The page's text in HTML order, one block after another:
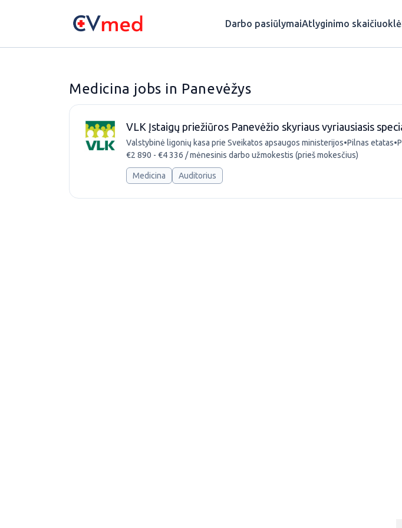
Darbo pasiūlymaiAtlyginimo skaičiuoklė
Medicina jobs in Panevėžys
VLK Įstaigų priežiūros Panevėžio skyriaus vyriausiasis
Valstybinė ligonių kasa prie Sveikatos apsaugos ministerijos•Pilnas etatas•
€2 890 - €4 336 / mėnesinis darbo užmokestis (prieš mokesčius)
Medicina Auditorius